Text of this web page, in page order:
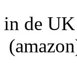
in de